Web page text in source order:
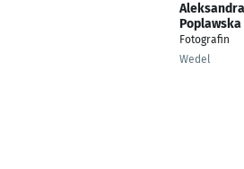
Aleksandra
Poplawska
Fotografin
Wedel